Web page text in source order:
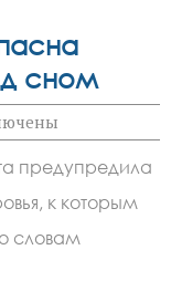
сном
предупредила
к которым
словам